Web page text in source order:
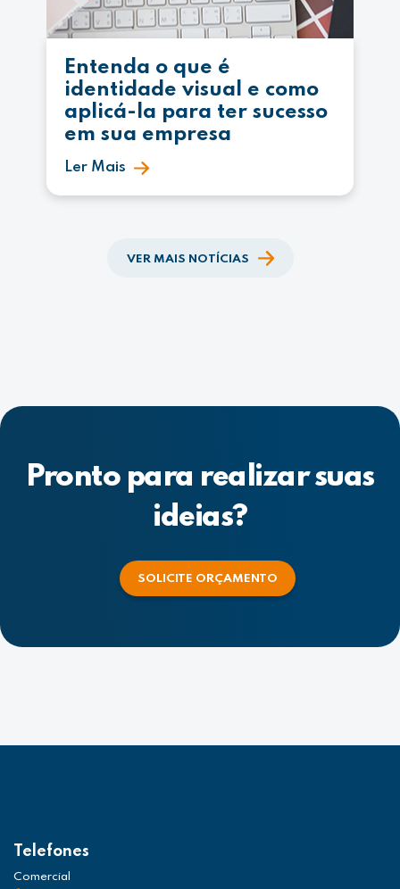
Entenda o que é
identidade visual e como
aplicá-la para ter sucesso
em sua empresa
Ler Mais
VER MAIS NOTÍCIAS
Pronto para realizar suas
ideias?
SOLICITE ORÇAMENTO
Telefones
Comercial